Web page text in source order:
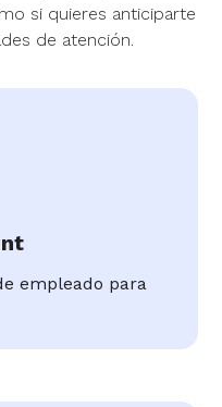
si quieres anticiparte
de atención.
empleado para